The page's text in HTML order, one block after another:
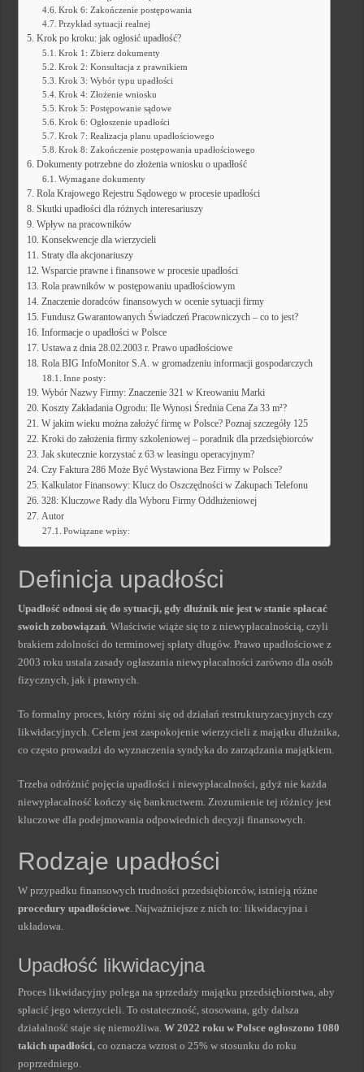
Krok 6: Zakończenie postępowania
Przykład sytuacji realnej
Krok po kroku: jak ogłosić upadłość?
Krok 1: Zbierz dokumenty
Krok 2: Konsultacja z prawnikiem
Krok 3: Wybór typu upadłości
Krok 4: Złożenie wniosku
Krok 5: Postępowanie sądowe
Krok 6: Ogłoszenie upadłości
Krok 7: Realizacja planu upadłościowego
Krok 8: Zakończenie postępowania upadłościowego
Dokumenty potrzebne do złożenia wniosku o upadłość
Wymagane dokumenty
Rola Krajowego Rejestru Sądowego w procesie upadłości
Skutki upadłości dla różnych interesariuszy
Wpływ na pracowników
Konsekwencje dla wierzycieli
Straty dla akcjonariuszy
Wsparcie prawne i finansowe w procesie upadłości
Rola prawników w postępowaniu upadłościowym
Znaczenie doradców finansowych w ocenie sytuacji firmy
Fundusz Gwarantowanych Świadczeń Pracowniczych – co to jest?
Informacje o upadłości w Polsce
Ustawa z dnia 28.02.2003 r. Prawo upadłościowe
Rola BIG InfoMonitor S.A. w gromadzeniu informacji gospodarczych
Inne posty:
Wybór Nazwy Firmy: Znaczenie 321 w Kreowaniu Marki
Koszty Zakładania Ogrodu: Ile Wynosi Średnia Cena Za 33 m²?
W jakim wieku można założyć firmę w Polsce? Poznaj szczegóły 125
Kroki do założenia firmy szkoleniowej – poradnik dla przedsiębiorców
Jak skutecznie korzystać z 63 w leasingu operacyjnym?
Czy Faktura 286 Może Być Wystawiona Bez Firmy w Polsce?
Kalkulator Finansowy: Klucz do Oszczędności w Zakupach Telefonu
328: Kluczowe Rady dla Wyboru Firmy Oddłużeniowej
Autor
Powiązane wpisy:
Definicja upadłości
Upadłość odnosi się do sytuacji, gdy dłużnik nie jest w stanie spłacać
swoich zobowiązań. Właściwie wiąże się to z niewypłacalnością, czyli
brakiem zdolności do terminowej spłaty długów. Prawo upadłościowe z
2003 roku ustala zasady ogłaszania niewypłacalności zarówno dla osób
fizycznych, jak i prawnych.
To formalny proces, który różni się od działań restrukturyzacyjnych czy
likwidacyjnych. Celem jest zaspokojenie wierzycieli z majątku dłużnika,
co często prowadzi do wyznaczenia syndyka do zarządzania majątkiem.
Trzeba odróżnić pojęcia upadłości i niewypłacalności, gdyż nie każda
niewypłacalność kończy się bankructwem. Zrozumienie tej różnicy jest
kluczowe dla podejmowania odpowiednich decyzji finansowych.
Rodzaje upadłości
W przypadku finansowych trudności przedsiębiorców, istnieją różne
procedury upadłościowe. Najważniejsze z nich to: likwidacyjna i
układowa.
Upadłość likwidacyjna
Proces likwidacyjny polega na sprzedaży majątku przedsiębiorstwa, aby
spłacić jego wierzycieli. To ostateczność, stosowana, gdy dalsza
działalność staje się niemożliwa.W 2022 roku w Polsce ogłoszono 1080
takich upadłości, co oznacza wzrost o 25% w stosunku do roku
poprzedniego.